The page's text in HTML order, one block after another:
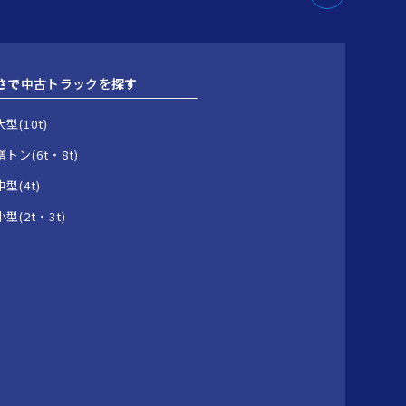
で中古トラックを探す
型(10t)
トン(6t・8t)
型(4t)
型(2t・3t)